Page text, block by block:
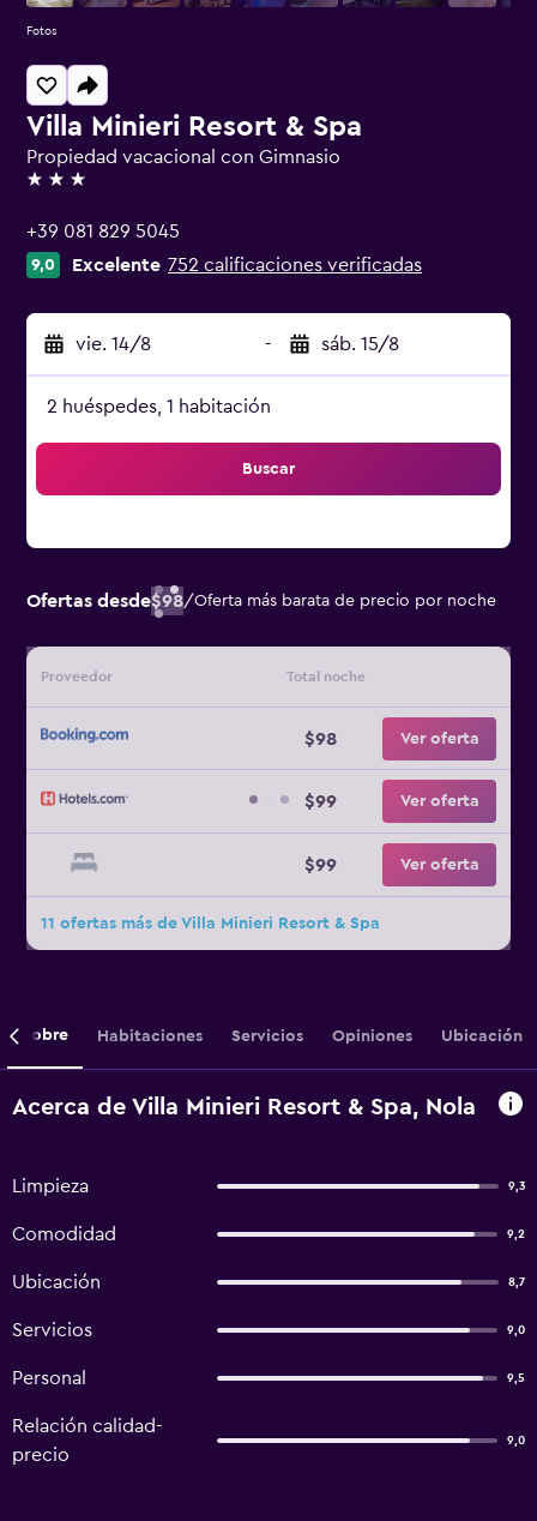
Villa Minieri Resort & Spa
Propiedad vacacional con Gimnasio
3 estrellas
+39 081 829 5045
9,0 Excelente 752 calificaciones verificadas
vie. 14/8 - sáb. 15/8
2 huéspedes, 1 habitación
Buscar
Ofertas desde$98/Oferta más barata de precio por noche
Proveedor Total noche
$98 Ver oferta
$99 Ver oferta
$99 Ver oferta
11 ofertas más de Villa Minieri Resort & Spa
Fotos
Sobre Habitaciones Servicios Opiniones Ubicación
Acerca de Villa Minieri Resort & Spa, Nola
Limpieza 9,3
Comodidad 9,2
Ubicación 8,7
Servicios 9,0
Personal 9,5
Relación calidad-
precio
9,0